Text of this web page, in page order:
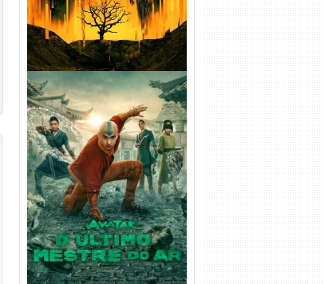
Avatar: O Último Mestre do
Ar 2ª Temporada Torrent
(2026) WEB-DL 1080p Dual
Áudio